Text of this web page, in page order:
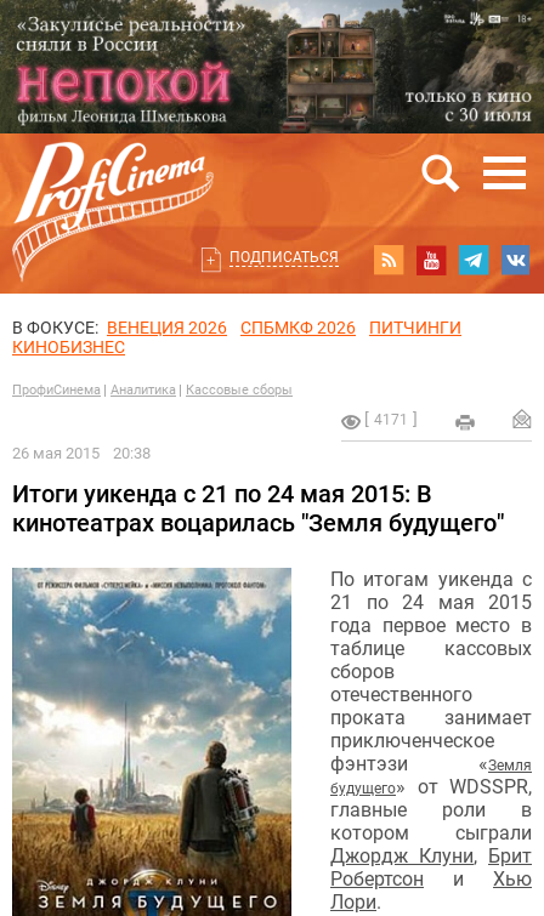
ПОДПИСАТЬСЯ
В ФОКУСЕ: ВЕНЕЦИЯ 2026 СПБМКФ 2026
ПИТЧИНГИ
КИНОБИЗНЕС
ПрофиСинема Аналитика Кассовые сборы
4171
26 мая 2015 20:38
Итоги уикенда с 21 по 24 мая 2015: В
кинотеатрах воцарилась "Земля будущего"
По итогам уикенда с
21 по 24 мая 2015
года первое место в
таблице кассовых
сборов
отечественного
проката занимает
приключенческое
фэнтэзи «Земля
будущего» от WDSSPR,
главные роли в
котором сыграли
Джордж Клуни, Брит
Робертсон и Хью
Лори.